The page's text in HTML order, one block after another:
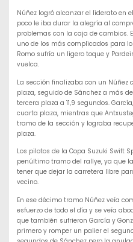
Núñez logró alcanzar el liderato en
poco le iba durar la alegría al
problemas con la caja de cambios.
uno de los más complicados para
Romo sufría un ligero toque y
vuelca.
La sección finalizaba con un
plaza, seguido de Sánchez a más
tercera plaza a 11,9 segundos.
cuarta plaza, mientras que
tramo de la sección y lograba
plaza.
Los pilotos de la Copa Suzuki Swift
penúltimo tramo del rallye, ya que
tener que dejar la carretera libre
vecino.
En ese décimo tramo Núñez veía
esfuerzo de todo el día y se veía
que también sufrieron García y
primero y romper un palier el